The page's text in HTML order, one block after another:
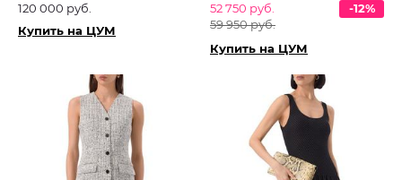
120 000 руб.
Купить на ЦУМ
52 750 руб.
59 950 руб.
-12%
Купить на ЦУМ